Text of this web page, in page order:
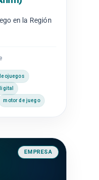
en la Región
motor de juego
EMPRESA